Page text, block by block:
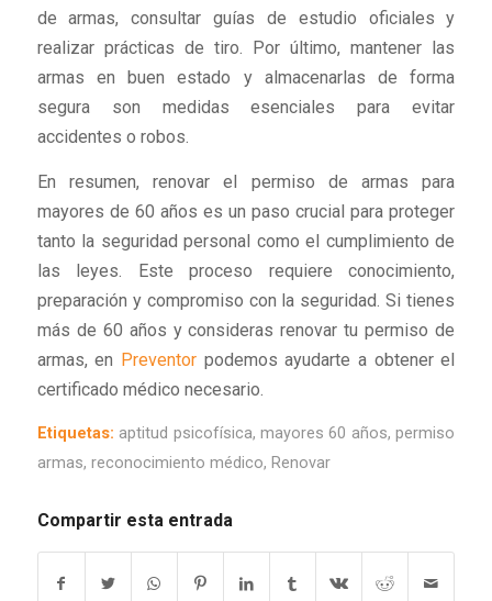
de armas, consultar guías de estudio oficiales y
realizar prácticas de tiro. Por último, mantener las
armas en buen estado y almacenarlas de forma
segura son medidas esenciales para evitar
accidentes o robos.
En resumen, renovar el permiso de armas para
mayores de 60 años es un paso crucial para proteger
tanto la seguridad personal como el cumplimiento de
las leyes. Este proceso requiere conocimiento,
preparación y compromiso con la seguridad. Si tienes
más de 60 años y consideras renovar tu permiso de
armas, en Preventorpodemos ayudarte a obtener el
certificado médico necesario.
Etiquetas: aptitud psicofísica, mayores 60 años,permiso
armas, reconocimiento médico, Renovar
Compartir esta entrada